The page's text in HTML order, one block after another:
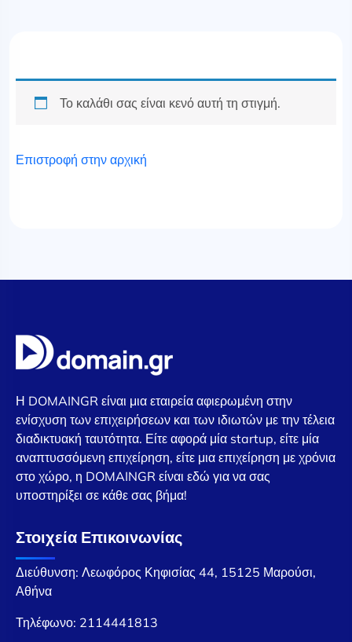
Το καλάθι σας είναι κενό αυτή τη στιγμή.
Επιστροφή στην αρχική
Η DOMAINGR είναι μια εταιρεία αφιερωμένη στην
ενίσχυση των επιχειρήσεων και των ιδιωτών με την τέλεια
διαδικτυακή ταυτότητα. Είτε αφορά μία startup, είτε μία
αναπτυσσόμενη επιχείρηση, είτε μια επιχείρηση με χρόνια
στο χώρο, η DOMAINGR είναι εδώ για να σας
υποστηρίξει σε κάθε σας βήμα!
Στοιχεία Επικοινωνίας
Διεύθυνση: Λεωφόρος Κηφισίας 44, 15125 Μαρούσι,
Αθήνα
Τηλέφωνο: 2114441813